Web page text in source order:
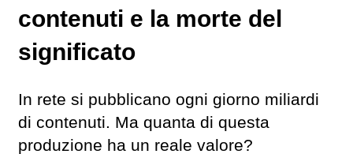
contenuti e la morte del
significato
In rete si pubblicano ogni giorno miliardi
di contenuti. Ma quanta di questa
produzione ha un reale valore?